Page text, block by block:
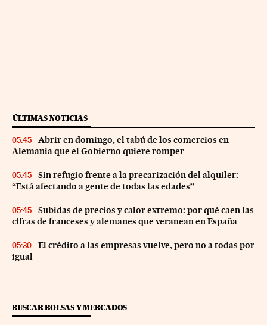
ÚLTIMAS NOTICIAS
05:45
Abrir en domingo, el tabú de los comercios en
Alemania que el Gobierno quiere romper
05:45
Sin refugio frente a la precarización del alquiler:
“Está afectando a gente de todas las edades”
05:45
Subidas de precios y calor extremo: por qué caen las
cifras de franceses y alemanes que veranean en España
05:30
El crédito a las empresas vuelve, pero no a todas por
igual
BUSCAR BOLSAS Y MERCADOS